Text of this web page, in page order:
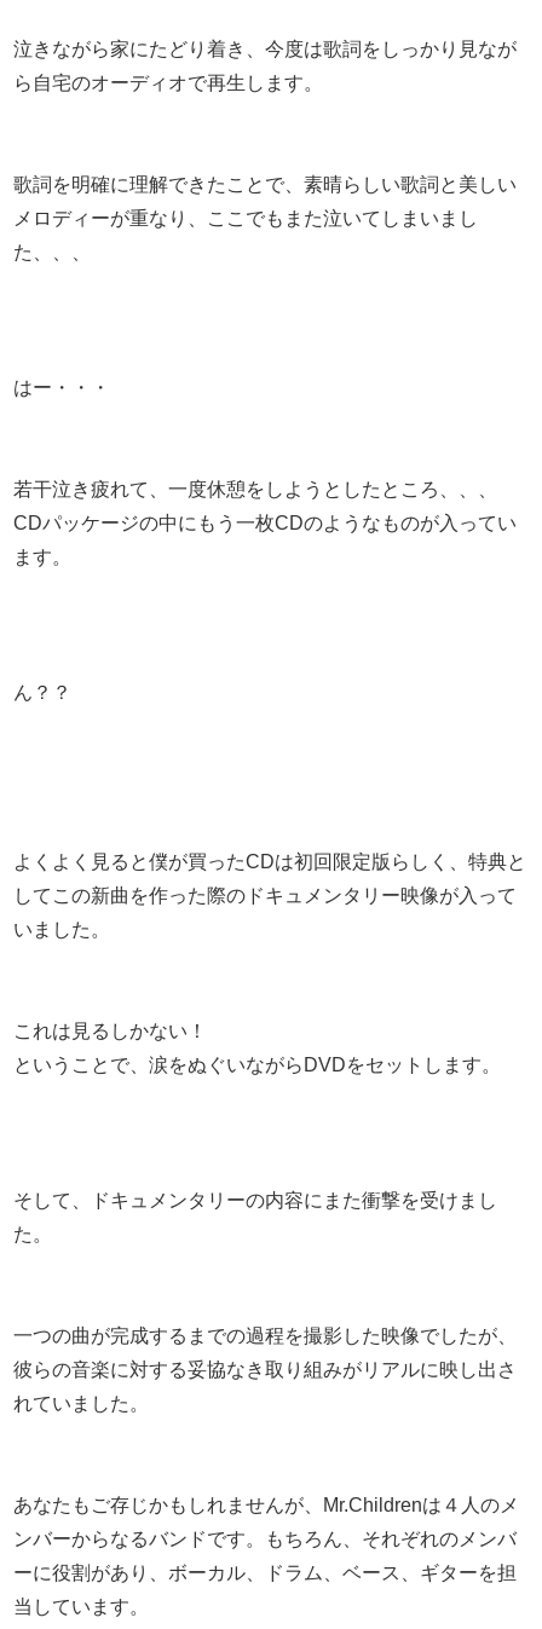
泣きながら家にたどり着き、今度は歌詞をしっかり見なが
ら自宅のオーディオで再生します。
歌詞を明確に理解できたことで、素晴らしい歌詞と美しい
メロディーが重なり、ここでもまた泣いてしまいまし
た、、、
はー・・・
若干泣き疲れて、一度休憩をしようとしたところ、、、
CDパッケージの中にもう一枚CDのようなものが入ってい
ます。
ん？？
よくよく見ると僕が買ったCDは初回限定版らしく、特典と
してこの新曲を作った際のドキュメンタリー映像が入って
いました。
これは見るしかない！
ということで、涙をぬぐいながらDVDをセットします。
そして、ドキュメンタリーの内容にまた衝撃を受けまし
た。
一つの曲が完成するまでの過程を撮影した映像でしたが、
彼らの音楽に対する妥協なき取り組みがリアルに映し出さ
れていました。
あなたもご存じかもしれませんが、Mr.Childrenは４人のメ
ンバーからなるバンドです。もちろん、それぞれのメンバ
ーに役割があり、ボーカル、ドラム、ベース、ギターを担
当しています。